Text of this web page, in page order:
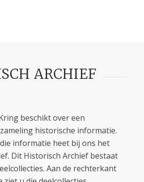
ARCHIEF
beschikt over een
historische informatie.
informatie heet bij ons het
Dit Historisch Archief bestaat
Aan de rechterkant